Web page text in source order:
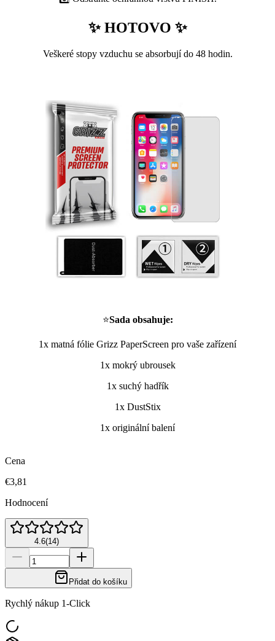
✨ HOTOVO ✨
Veškeré stopy vzduchu se absorbují do 48 hodin.
⭐Sada obsahuje:
1x matná fólie Grizz PaperScreen pro vaše zařízení
1x mokrý ubrousek
1x suchý hadřík
1x DustStix
1x originální balení
Cena
€3,81
Hodnocení
4.6(14)
Přidat do košíku
Rychlý nákup 1-Click